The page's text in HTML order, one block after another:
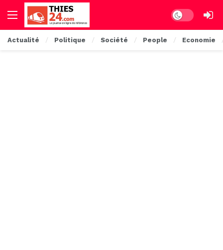
Dark mode
Actualité Politique Société People Economie